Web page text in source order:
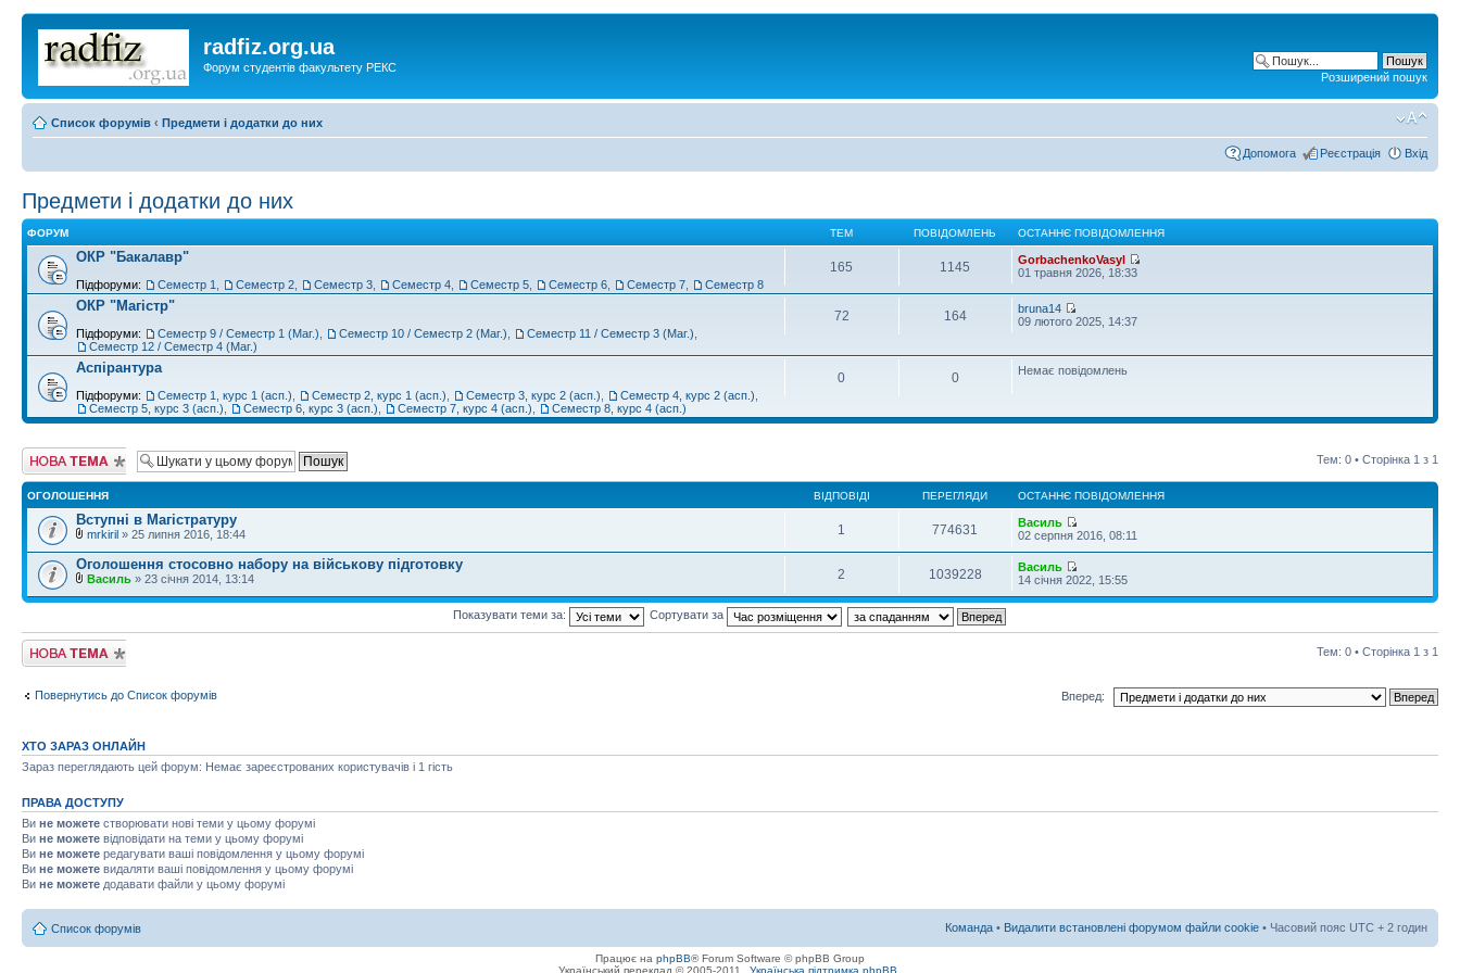
radfiz.org.ua
Форум студентів факультету РЕКС
Розширений пошук
Список форумів ‹ Предмети і додатки до них
Допомога Реєстрація Вхід
Предмети і додатки до них
ФОРУМ ТЕМ ПОВІДОМЛЕНЬ ОСТАННЄ ПОВІДОМЛЕННЯ
ОКР "Бакалавр"
Підфоруми: Семестр 1 Семестр 2 Семестр 3 Семестр 4 Семестр 5 Семестр 6 Семестр 7 Семестр 8
165 1145
GorbachenkoVasyl
01 травня 2026, 18:33
ОКР "Магістр"
Підфоруми: Семестр 9 / Семестр 1 (Маг.) Семестр 10 / Семестр 2 (Маг.) Семестр 11 / Семестр 3 (Маг.)
Семестр 12 / Семестр 4 (Маг.)
72 164
bruna14
09 лютого 2025, 14:37
Аспірантура
Підфоруми: Семестр 1, курс 1 (асп.) Семестр 2, курс 1 (асп.) Семестр 3, курс 2 (асп.) Семестр 4, курс 2 (асп.)
Семестр 5, курс 3 (асп.)
Семестр 6, курс 3 (асп.) Семестр 7, курс 4 (асп.) Семестр 8, курс 4 (асп.)
0 0 Немає повідомлень
Створити нову
тему
Тем: 0 • Сторінка 1 з 1
ОГОЛОШЕННЯ ВІДПОВІДІ ПЕРЕГЛЯДИ ОСТАННЄ ПОВІДОМЛЕННЯ
Вступні в Магістратуру
mrkiril » 25 липня 2016, 18:44 1 774631
Василь
02 серпня 2016, 08:11
Оголошення стосовно набору на військову підготовку
Василь » 23 січня 2014, 13:14 2 1039228
Василь
14 січня 2022, 15:55
Показувати теми за: Сортувати за
Створити нову
тему
Тем: 0 • Сторінка 1 з 1
Повернутись до Список форумів Вперед:
ХТО ЗАРАЗ ОНЛАЙН
Зараз переглядають цей форум: Немає зареєстрованих користувачів і 1 гість
ПРАВА ДОСТУПУ
Ви не можете створювати нові теми у цьому форумі
Ви не можете відповідати на теми у цьому форумі
Ви не можете редагувати ваші повідомлення у цьому форумі
Ви не можете видаляти ваші повідомлення у цьому форумі
Ви не можете додавати файли у цьому форумі
Список форумів Команда • Видалити встановлені форумом файли cookie • Часовий пояс UTC + 2 годин
Працює на phpBB® Forum Software © phpBB Group
Український переклад © 2005-2011
Українська підтримка phpBB